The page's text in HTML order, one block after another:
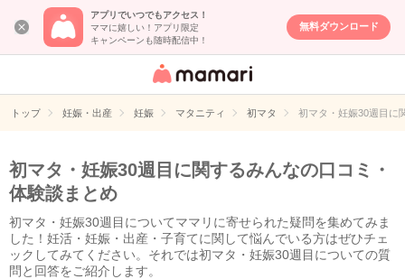
アプリでいつでもアクセス！
ママに嬉しい！アプリ限定
キャンペーンも随時配信中！
無料ダウンロード
女性専用匿名QA
イト
トップ 妊娠・出産 妊娠 マタニティ 初マタ 初マタ・妊娠30週目に
初マタ・妊娠30週目に関するみんなの口コミ・
体験談まとめ
初マタ・妊娠30週目についてママリに寄せられた疑問を集めてみま
した！妊活・妊娠・出産・子育てに関して悩んでいる方はぜひチェ
ックしてみてください。それでは初マタ・妊娠30週目についての質
問と回答をご紹介します。